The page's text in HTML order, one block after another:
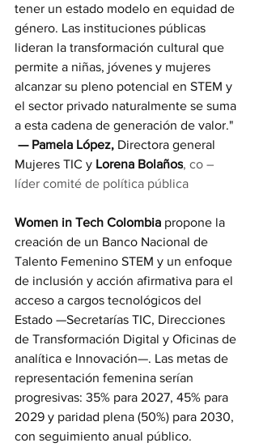
tener un estado modelo en equidad de
género. Las instituciones públicas
lideran la transformación cultural que
permite a niñas, jóvenes y mujeres
alcanzar su pleno potencial en STEM y
el sector privado naturalmente se suma
a esta cadena de generación de valor."
— Pamela López, Directora general
Mujeres TIC y Lorena Bolaños, co –
líder comité de política pública
Women in Tech Colombia propone la
creación de un Banco Nacional de
Talento Femenino STEM y un enfoque
de inclusión y acción afirmativa para el
acceso a cargos tecnológicos del
Estado —Secretarías TIC, Direcciones
de Transformación Digital y Oficinas de
analítica e Innovación—. Las metas de
representación femenina serían
progresivas: 35% para 2027, 45% para
2029 y paridad plena (50%) para 2030,
con seguimiento anual público.